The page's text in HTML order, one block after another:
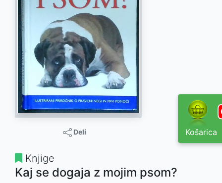
Košarica
Deli
Knjige
Kaj se dogaja z mojim psom?